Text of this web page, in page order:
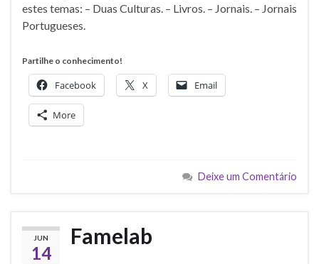
estes temas: – Duas Culturas. – Livros. – Jornais. – Jornais
Portugueses.
Partilhe o conhecimento!
Facebook X Email
More
Deixe um Comentário
JUN
14
Famelab